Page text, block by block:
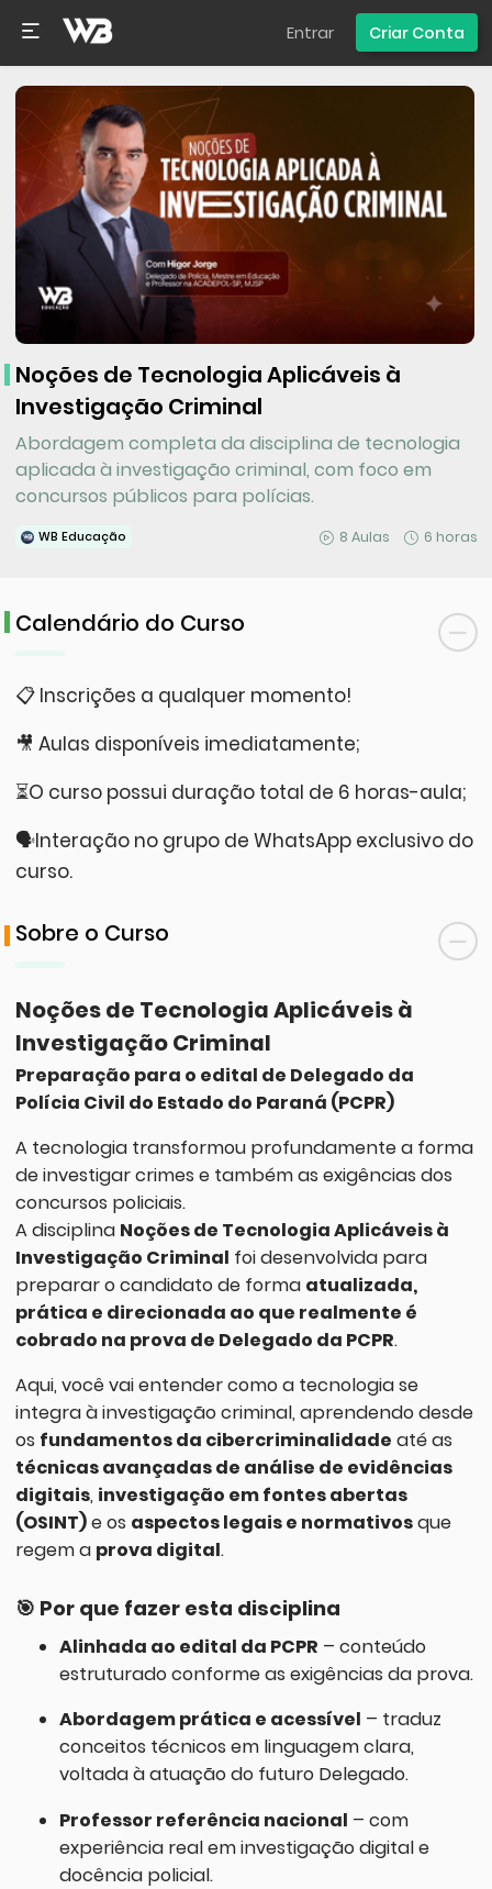
Entrar Criar Conta
Noções de Tecnologia Aplicáveis à
Investigação Criminal
Abordagem completa da disciplina de tecnologia
aplicada à investigação criminal, com foco em
concursos públicos para polícias.
WB Educação 8 Aulas 6 horas
Calendário do Curso
📋 Inscrições a qualquer momento!
🎥 Aulas disponíveis imediatamente;
⏳O curso possui duração total de 6 horas-aula;
🗣️Interação no grupo de WhatsApp exclusivo do
curso.
Sobre o Curso
Noções de Tecnologia Aplicáveis à
Investigação Criminal
Preparação para o edital de Delegado da
Polícia Civil do Estado do Paraná (PCPR)
A tecnologia transformou profundamente a forma
de investigar crimes e também as exigências dos
concursos policiais.
A disciplina Noções de Tecnologia Aplicáveis à
Investigação Criminal foi desenvolvida para
preparar o candidato de forma atualizada,
prática e direcionada ao que realmente é
cobrado na prova de Delegado da PCPR.
Aqui, você vai entender como a tecnologia se
integra à investigação criminal, aprendendo desde
os fundamentos da cibercriminalidade até as
técnicas avançadas de análise de evidências
digitais, investigação em fontes abertas
(OSINT)e os aspectos legais e normativosque
regem a prova digital.
🎯 Por que fazer esta disciplina
Alinhada ao edital da PCPR – conteúdo
estruturado conforme as exigências da prova.
Abordagem prática e acessível – traduz
conceitos técnicos em linguagem clara,
voltada à atuação do futuro Delegado.
Professor referência nacional – com
experiência real em investigação digital e
docência policial.